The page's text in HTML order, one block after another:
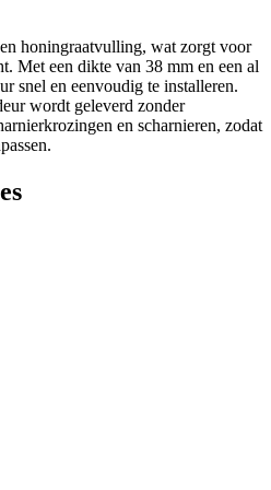
honingraatvulling, wat zorgt voor
Met een dikte van 38 mm en een al
snel en eenvoudig te installeren.
wordt geleverd zonder
en scharnieren, zodat